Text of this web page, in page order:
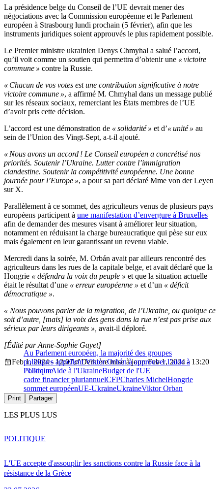
La présidence belge du Conseil de l’UE devrait mener des
négociations avec la Commission européenne et le Parlement
européen à Strasbourg lundi prochain (5 février), afin que les
instruments juridiques soient approuvés le plus rapidement possible.
Le Premier ministre ukrainien Denys Chmyhal a salué l’accord,
qu’il voit comme un soutien qui permettra d’obtenir une « victoire
commune » contre la Russie.
« Chacun de vos votes est une contribution significative à notre
victoire commune », a affirmé M. Chmyhal dans un message publié
sur les réseaux sociaux, remerciant les États membres de l’UE
d’avoir pris cette décision.
L’accord est une démonstration de « solidarité » et d’« unité » au
sein de l’Union des Vingt-Sept, a-t-il ajouté.
« Nous avons un accord ! Le Conseil européen a concrétisé nos
priorités. Soutenir l’Ukraine. Lutter contre l’immigration
clandestine. Soutenir la compétitivité européenne. Une bonne
journée pour l’Europe », a pour sa part déclaré Mme von der Leyen
sur X.
Parallèlement à ce sommet, des agriculteurs venus de plusieurs pays
européens participent à une manifestation d’envergure à Bruxelles
afin de demander des mesures visant à améliorer leur situation,
notamment en réduisant la charge bureaucratique qui pèse sur eux
mais également en leur garantissant un revenu viable.
Mercredi dans la soirée, M. Orbán avait par ailleurs rencontré des
agriculteurs dans les rues de la capitale belge, et avait déclaré que la
Hongrie « défendra la voix du peuple » et que la situation actuelle
était le résultat d’une « erreur européenne » et d’un « déficit
démocratique ».
« Nous pouvons parler de la migration, de l’Ukraine, ou quoique ce
soit d’autre, [mais] la voix des gens dans la rue n’est pas prise aux
sérieux par leurs dirigeants », avait-il déploré.
Au Parlement européen, la majorité des groupes
politiques appellent Viktor Orbán à approuver l’aide à
l’Ukraine
[Édité par Anne-Sophie Gayet]
Feb 1, 2024 - 12:07
Dernière mise à jour: Feb 1, 2024 - 13:20
PolitiqueAide à l'UkraineBudget de l'UE
cadre financier pluriannuelCFPCharles MichelHongrie
sommet européenUE-UkraineUkraineViktor Orban
Print Partager
LES PLUS LUS
L'UE accepte d'assouplir les sanctions contre la Russie face à la
résistance de la Grèce
POLITIQUE